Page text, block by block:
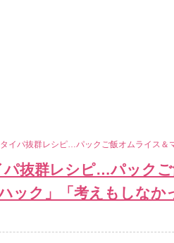
イパ抜群レシピ…パックご飯オムライス＆
パ抜群レシピ…パック
ック」「考えもしなか